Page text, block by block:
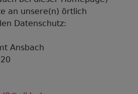
an unsere(n) örtlich
Datenschutz:
Ansbach